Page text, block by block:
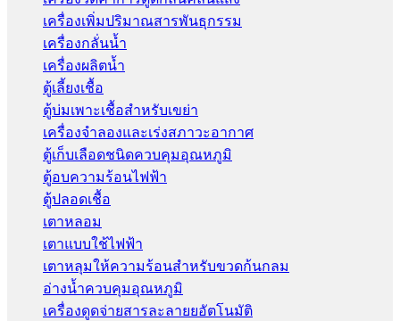
เครื่องเพิ่มปริมาณสารพันธุกรรม
เครื่องกลั่นน้ำ
เครื่องผลิตน้ำ
ตู้เลี้ยงเชื้อ
ตู้บ่มเพาะเชื้อสำหรับเขย่า
เครื่องจำลองและเร่งสภาวะอากาศ
ตู้เก็บเลือดชนิดควบคุมอุณหภูมิ
ตู้อบความร้อนไฟฟ้า
ตู้ปลอดเชื้อ
เตาหลอม
เตาแบบใช้ไฟฟ้า
เตาหลุมให้ความร้อนสำหรับขวดก้นกลม
อ่างน้ำควบคุมอุณหภูมิ
เครื่องดูดจ่ายสารละลายยอัตโนมัติ